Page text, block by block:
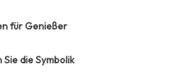
für Genießer
Sie die Symbolik